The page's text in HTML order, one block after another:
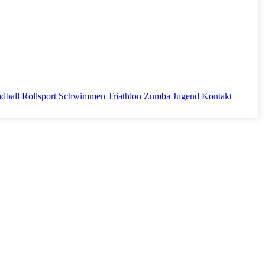
Rollsport Schwimmen Triathlon Zumba Jugend Kontakt